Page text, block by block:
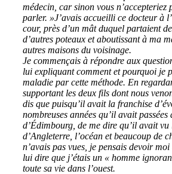
médecin, car sinon vous n’accepteriez
parler. »J’avais accueilli ce docteur à
cour, près d’un mât duquel partaient
d’autres poteaux et aboutissant à ma
autres maisons du voisinage.
Je commençais à répondre aux
lui expliquant comment et pourquoi je
maladie par cette méthode. En
supportant les deux fils dont nous
dis que puisqu’il avait la franchise
nombreuses années qu’il avait passées
d’Édimbourg, de me dire qu’il avait vu
d’Angleterre, l’océan et beaucoup de
n’avais pas vues, je pensais devoir
lui dire que j’étais un « homme
toute sa vie dans l’ouest.